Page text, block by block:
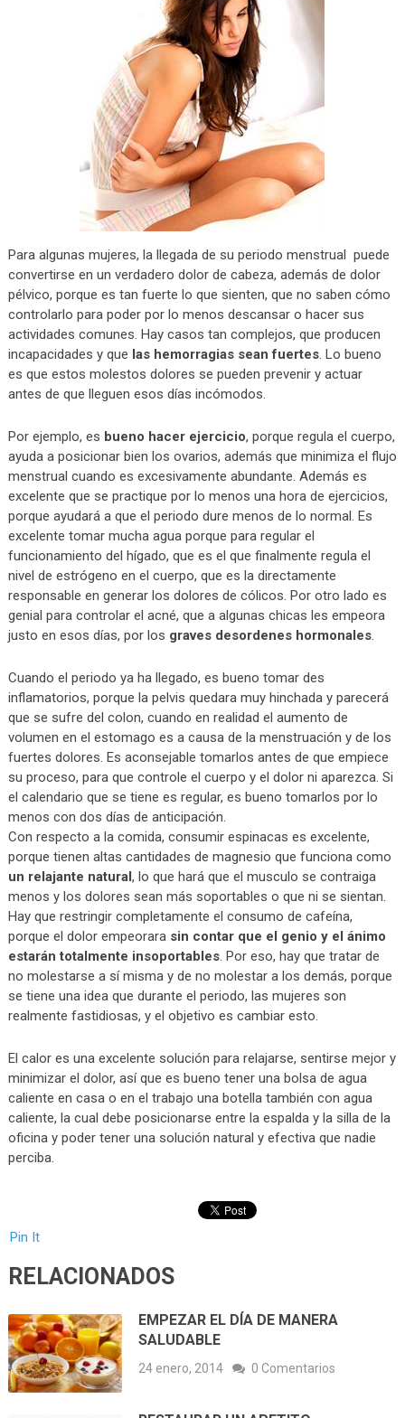
Para algunas mujeres, la llegada de su periodo menstrual puede
convertirse en un verdadero dolor de cabeza, además de dolor
pélvico, porque es tan fuerte lo que sienten, que no saben cómo
controlarlo para poder por lo menos descansar o hacer sus
actividades comunes. Hay casos tan complejos, que producen
incapacidades y que las hemorragias sean fuertes. Lo bueno
es que estos molestos dolores se pueden prevenir y actuar
antes de que lleguen esos días incómodos.
Por ejemplo, es bueno hacer ejercicio, porque regula el cuerpo,
ayuda a posicionar bien los ovarios, además que minimiza el flujo
menstrual cuando es excesivamente abundante. Además es
excelente que se practique por lo menos una hora de ejercicios,
porque ayudará a que el periodo dure menos de lo normal. Es
excelente tomar mucha agua porque para regular el
funcionamiento del hígado, que es el que finalmente regula el
nivel de estrógeno en el cuerpo, que es la directamente
responsable en generar los dolores de cólicos. Por otro lado es
genial para controlar el acné, que a algunas chicas les empeora
justo en esos días, por los graves desordenes hormonales.
Cuando el periodo ya ha llegado, es bueno tomar des
inflamatorios, porque la pelvis quedara muy hinchada y parecerá
que se sufre del colon, cuando en realidad el aumento de
volumen en el estomago es a causa de la menstruación y de los
fuertes dolores. Es aconsejable tomarlos antes de que empiece
su proceso, para que controle el cuerpo y el dolor ni aparezca. Si
el calendario que se tiene es regular, es bueno tomarlos por lo
menos con dos días de anticipación.
Con respecto a la comida, consumir espinacas es excelente,
porque tienen altas cantidades de magnesio que funciona como
un relajante natural, lo que hará que el musculo se contraiga
menos y los dolores sean más soportables o que ni se sientan.
Hay que restringir completamente el consumo de cafeína,
porque el dolor empeorara sin contar que el genio y el ánimo
estarán totalmente insoportables. Por eso, hay que tratar de
no molestarse a sí misma y de no molestar a los demás, porque
se tiene una idea que durante el periodo, las mujeres son
realmente fastidiosas, y el objetivo es cambiar esto.
El calor es una excelente solución para relajarse, sentirse mejor y
minimizar el dolor, así que es bueno tener una bolsa de agua
caliente en casa o en el trabajo una botella también con agua
caliente, la cual debe posicionarse entre la espalda y la silla de la
oficina y poder tener una solución natural y efectiva que nadie
perciba.
Pin It
RELACIONADOS
EMPEZAR EL DÍA DE MANERA
SALUDABLE
24 enero, 2014 0 Comentarios